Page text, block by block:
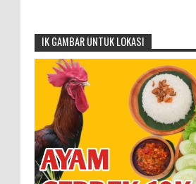
IK GAMBAR UNTUK LOKASI